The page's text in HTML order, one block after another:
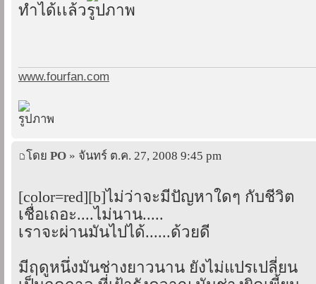
ทำได้เเล้ว
www.fourfan.com
โดย PO » จันทร์ ต.ค. 27, 2008 9:45 pm
[color=red][b]ไม่ว่าจะมีปัญหาใดๆ กับชีวิต
เชื่อเถอะ....ไม่นาน.....
เราจะผ่านมันไปได้......ด้วยดี
มีฤดูหนึ่งมันช่างยาวนาน ยังไม่แปรเปลี่ยน